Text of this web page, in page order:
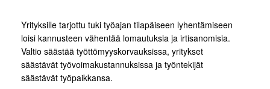
Yrityksille tarjottu tuki työajan tilapäiseen lyhentämiseen
loisi kannusteen vähentää lomautuksia ja irtisanomisia.
Valtio säästää työttömyyskorvauksissa, yritykset
säästävät työvoimakustannuksissa ja työntekijät
säästävät työpaikkansa.